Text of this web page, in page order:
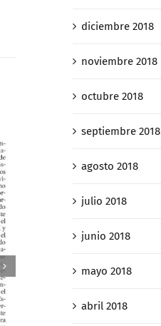
diciembre 2018
noviembre 2018
octubre 2018
septiembre 2018
agosto 2018
julio 2018
junio 2018
mayo 2018
abril 2018